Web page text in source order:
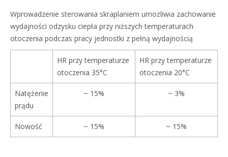
Wprowadzenie sterowania skraplaniem umożliwia zachowanie
wydajności odzysku ciepła przy niższych temperaturach
otoczenia podczas pracy jednostki z pełną wydajnością
HR przy temperaturze
otoczenia 35°C
HR przy temperaturze
otoczenia 20°C
Natężenie
prądu
~ 15% ~ 3%
Nowość ~ 15% ~ 15%